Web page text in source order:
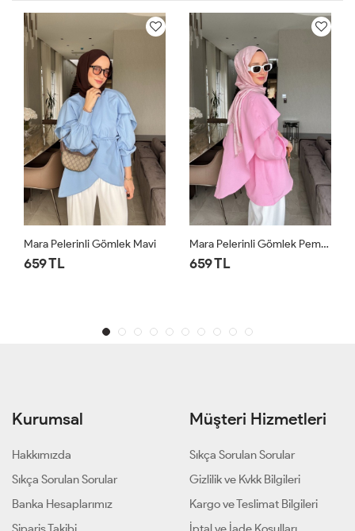
659 TL 659 TL
Kurumsal
Hakkımızda
Sıkça Sorulan Sorular
Banka Hesaplarımız
Müşteri Hizmetleri
Sıkça Sorulan Sorular
Gizlilik ve Kvkk Bilgileri
Kargo ve Teslimat Bilgileri